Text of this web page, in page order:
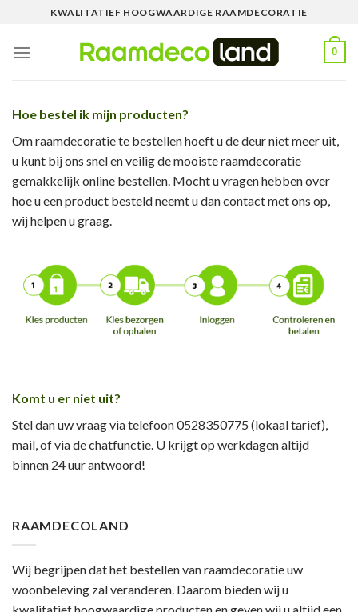
content
KWALITATIEF HOOGWAARDIGE RAAMDECORATIE
0
Hoe bestel ik mijn producten?
Om raamdecoratie te bestellen hoeft u de deur niet meer uit,
u kunt bij ons snel en veilig de mooiste raamdecoratie
gemakkelijk online bestellen. Mocht u vragen hebben over
hoe u een product besteld neemt u dan contact met ons op,
wij helpen u graag.
Komt u er niet uit?
Stel dan uw vraag via telefoon 0528350775 (lokaal tarief),
mail, of via de chatfunctie. U krijgt op werkdagen altijd
binnen 24 uur antwoord!
RAAMDECOLAND
Wij begrijpen dat het bestellen van raamdecoratie uw
woonbeleving zal veranderen. Daarom bieden wij u
kwalitatief hoogwaardige producten en geven wij u altijd een